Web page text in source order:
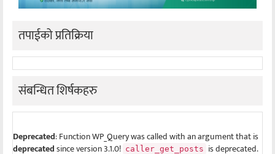
तपाईको प्रतिक्रिया
संबन्धित शिर्षकहरु
Deprecated: Function WP_Query was called with an argument that is
deprecatedsince version 3.1.0! caller_get_posts is deprecated.